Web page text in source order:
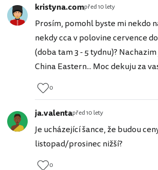
kristyna.compřed 10 lety
Prosím, pomohl byste mi nekdo
nekdy cca v polovine cervence
(doba tam 3 - 5 tydnu)?
China Eastern... Moc dekuju za
0
ja.valentapřed 10 lety
Je ucházející šance, že budou
listopad/prosinec nižší?
0